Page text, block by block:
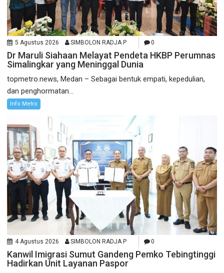
5 Agustus 2026 SIMBOLON RADJA P 0
Dr Maruli Siahaan Melayat Pendeta HKBP Perumnas
Simalingkar yang Meninggal Dunia
topmetro.news, Medan – Sebagai bentuk empati, kepedulian,
dan penghormatan...
Info Metro
4 Agustus 2026 SIMBOLON RADJA P 0
Kanwil Imigrasi Sumut Gandeng Pemko Tebingtinggi
Hadirkan Unit Layanan Paspor